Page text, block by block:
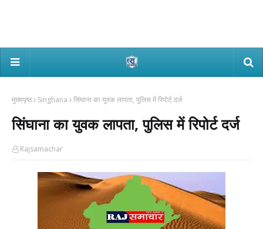
मुख्यपृष्ठ Singhana सिंघाना का युवक लापता, पुलिस में रिपोर्ट दर्ज
सिंघाना का युवक लापता, पुलिस में रिपोर्ट दर्ज
Rajsamachar